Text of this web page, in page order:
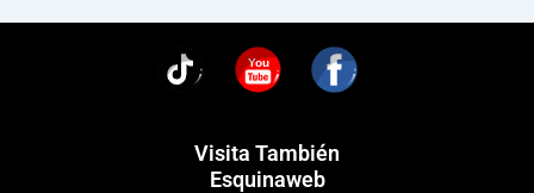
You
Visita También
Esquinaweb